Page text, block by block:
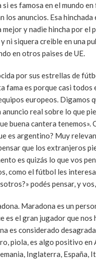
es famosa en el mundo
los anuncios. Esa
mejor y nadie hincha por
ni siquera creible en una
en otros paises de UE.
por sus estrellas de
fama es porque casi
europeos.
real sobre lo que
buena cantera
es argentino? Muy
que los extranjeros
es quizás lo que vos
como el fútbol les
podés pensar, y
Maradona es un
es el gran jugador que nos
es considerado
piola, es algo positivo
Inglaterra, España,